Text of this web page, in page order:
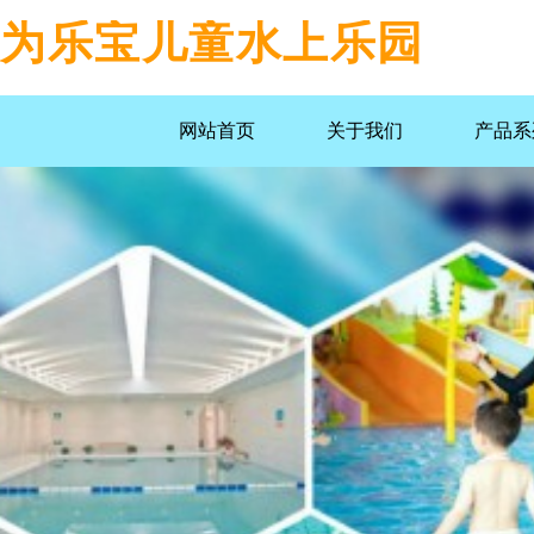
网站首页 关于我们 产品
为乐宝儿童水上乐园